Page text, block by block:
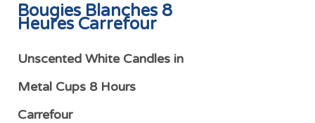
Bougies Blanches 8
Heures Carrefour
Unscented White Candles in
Metal Cups 8 Hours
Carrefour